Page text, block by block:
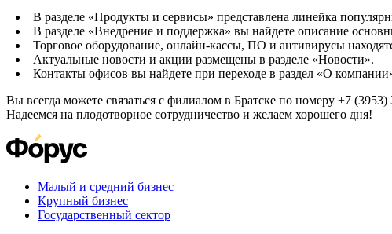
В разделе «Продукты и сервисы» представлена линейка
В разделе «Внедрение и поддержка» вы найдете описание
Торговое оборудование, онлайн-кассы, ПО и антивирусы
Актуальные новости и акции размещены в разделе «Новости».
Контакты офисов вы найдете при переходе в раздел «О
Вы всегда можете связаться с филиалом в Братске по номеру +7 (3953)
Надеемся на плодотворное сотрудничество и желаем хорошего дня!
Малый и средний бизнес
Крупный бизнес
Государственный сектор